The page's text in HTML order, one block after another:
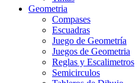
Geometria
Compases
Escuadras
Juego de Geometría
Juegos de Geometria
Reglas y Escalimetros
Semicirculos